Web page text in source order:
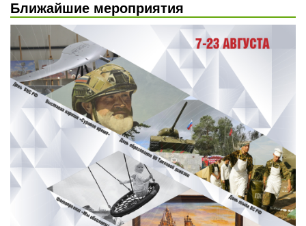
Ближайшие мероприятия